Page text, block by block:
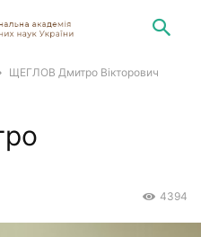
ЩЕГЛОВ Дмитро Вікторович
4394